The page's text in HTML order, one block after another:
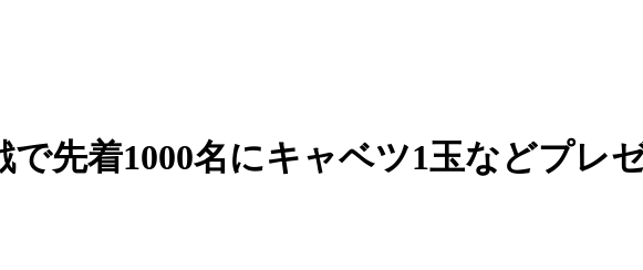
で先着1000名にキャベツ1玉などプレ